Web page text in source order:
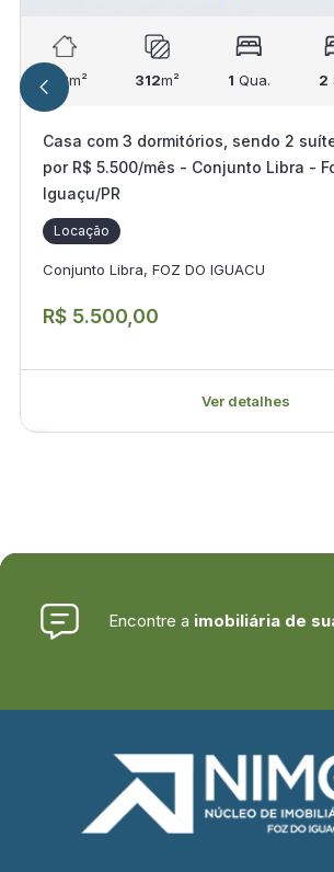
312m² 312m² 1 Qua. 2
Casa com 3 dormitórios, sendo 2
por R$ 5.500/mês - Conjunto Libra -
Iguaçu/PR
Locação
Conjunto Libra, FOZ DO IGUACU
R$ 5.500,00
Ver detalhes
Encontre a imobiliária de